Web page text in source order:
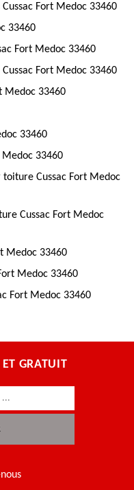
Fort Medoc 33460
33460
Fort Medoc 33460
Fort Medoc 33460
Medoc 33460
33460
Medoc 33460
Cussac Fort Medoc
Cussac Fort Medoc
Medoc 33460
Medoc 33460
Fort Medoc 33460
GRATUIT